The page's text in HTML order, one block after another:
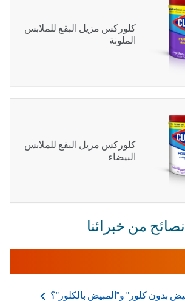
كلوركس مزيل البقع للملابس
الملونة
كلوركس مزيل البقع للملابس
البيضاء
نصائح من خبرائنا
بدون كلور" و"المبيض بالكلور"؟